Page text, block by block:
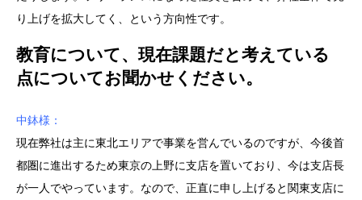
り上げを拡大してく、という方向性です。
教育について、現在課題だと考えている
点についてお聞かせください。
中鉢様：
現在弊社は主に東北エリアで事業を営んでいるのですが、今後首
都圏に進出するため東京の上野に支店を置いており、今は支店長
が一人でやっています。なので、正直に申し上げると関東支店に